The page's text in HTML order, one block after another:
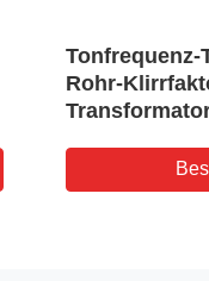
Tonfrequenz-
Rohr-